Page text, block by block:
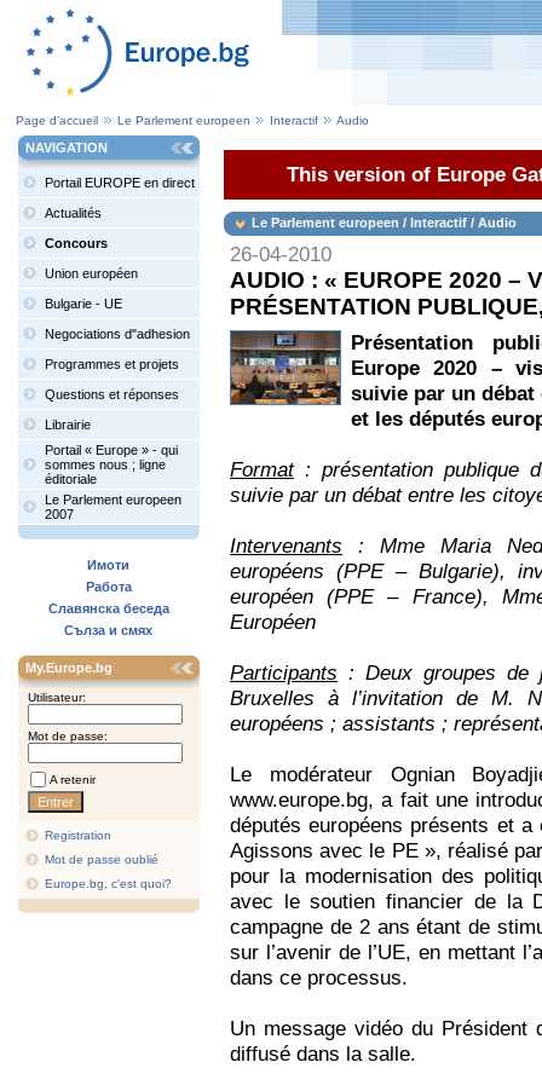
Page d’accueil Le Parlement europeen Interactif Audio
NAVIGATION
Portail EUROPE en direct
Actualités
Concours
Union européen
Bulgarie - UE
Negociations d"adhesion
Programmes et projets
Questions et réponses
Librairie
Portail « Europe » - qui
sommes nous ; ligne
éditoriale
Le Parlement europeen
2007
Имоти
Работа
Славянска беседа
Сълза и смях
My.Europe.bg
Utilisateur:
Mot de passe:
A retenir
Registration
Mot de passe oublié
Europe.bg, c'est quoi?
This version of Europe
Le Parlement europeen / Interactif / Audio
26-04-2010
AUDIO : « EUROPE 2020 –
PRÉSENTATION
Présentation
Europe 2020 –
suivie par un
et les députés
Format: présentation publique
suivie par un débat entre les
Intervenants : Mme Maria
européens (PPE – Bulgarie),
européen (PPE – France),
Européen
Participants : Deux groupes de
Bruxelles à l’invitation de M.
européens ; assistants ;
Le modérateur Ognian
www.europe.bg, a fait une
députés européens présents et
Agissons avec le PE », réalisé
pour la modernisation des
avec le soutien financier de la
campagne de 2 ans étant de
sur l’avenir de l’UE, en mettant
dans ce processus.
Un message vidéo du Président
diffusé dans la salle.